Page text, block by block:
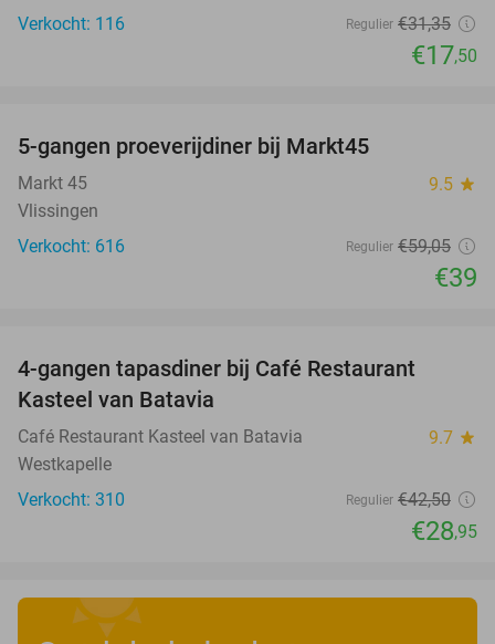
Verkocht: 116
Regulier €31,35
€17,50
5-gangen proeverijdiner bij Markt45
Markt 45 9.5 star
Vlissingen
Verkocht: 616
Regulier €59,05
€39
4-gangen tapasdiner bij Café Restaurant
Kasteel van Batavia
Café Restaurant Kasteel van Batavia 9.7 star
Westkapelle
Verkocht: 310
Regulier €42,50
€28,95